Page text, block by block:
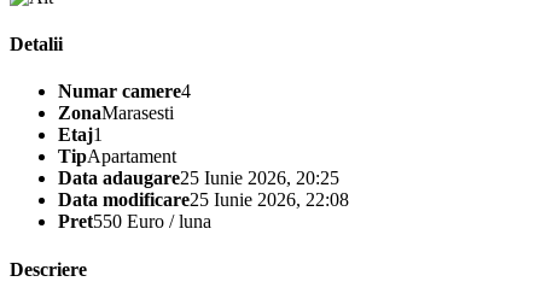
Detalii
Numar camere4
ZonaMarasesti
Etaj1
TipApartament
Data adaugare25 Iunie 2026, 20:25
Data modificare25 Iunie 2026, 22:08
Pret550 Euro / luna
Descriere